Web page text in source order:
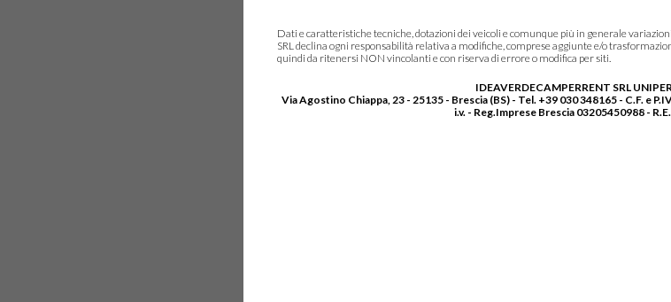
Dati e caratteristiche tecniche, dotazioni dei veicoli e comunque più in generale
SRL declina ogni responsabilità relativa a modifiche, comprese aggiunte e/o
quindi da ritenersi NON vincolanti e con riserva di errore o modifica per siti.
IDEAVERDECAMPERRENT SRL
Via Agostino Chiappa, 23 - 25135 - Brescia (BS) - Tel. +39 030 348165 - C.F. e
i.v. - Reg.Imprese Brescia 03205450988 -